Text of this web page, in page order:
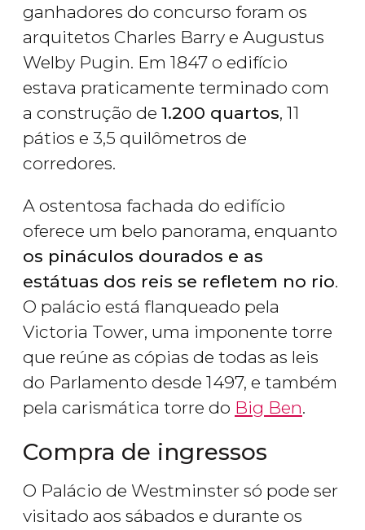
ganhadores do concurso foram os
arquitetos Charles Barry e Augustus
Welby Pugin. Em 1847 o edifício
estava praticamente terminado com
a construção de 1.200 quartos, 11
pátios e 3,5 quilômetros de
corredores.
A ostentosa fachada do edifício
oferece um belo panorama, enquanto
os pináculos dourados e as
estátuas dos reis se refletem no rio.
O palácio está flanqueado pela
Victoria Tower, uma imponente torre
que reúne as cópias de todas as leis
do Parlamento desde 1497, e também
pela carismática torre do Big Ben.
Compra de ingressos
O Palácio de Westminster só pode ser
visitado aos sábados e durante os